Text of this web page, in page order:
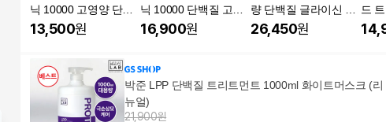
닉 10000 고영양 단백
질 트리트먼트
13,500원
닉 10000 단백질 고영
양 헤어트리트먼트
16,900원
량 단백질 글라이신 LP
P 미용실 트리트먼트 1
26,450원
드
처
박준 LPP 단백질 트리트먼트 1000ml 화이트머스크 (리
뉴얼)
21,900원